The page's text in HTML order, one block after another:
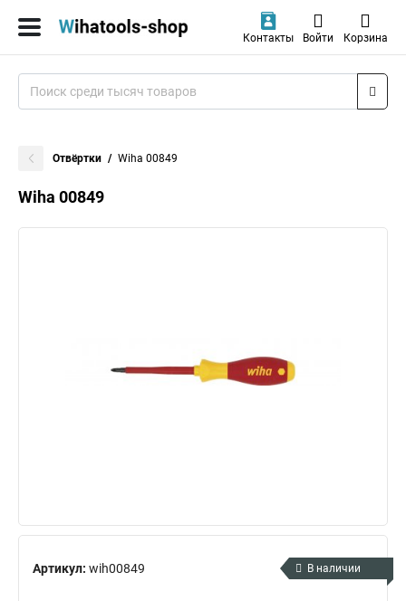
Контакты Войти Корзина
Отвёртки Wiha 00849
Wiha 00849
Артикул: wih00849 В наличии